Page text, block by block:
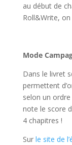
au début de
Roll&Write,
Mode
Dans le livret
permettent
selon un
note le score
4 chapitres !
Sur le site de